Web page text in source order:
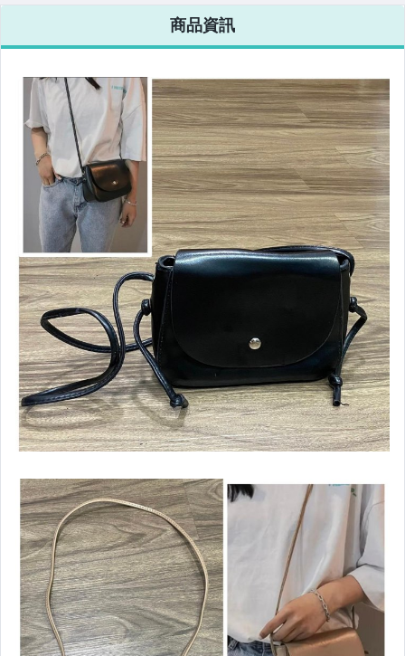
電玩遊戲與主機
運動、戶外與休閒
嬰幼兒與孕婦
寵物用品與水族
原創設計良品
汽機車精品百貨
居家、家具與園藝
玩具、模型與公仔
男性精品與服飾
女裝與服飾配件
偶像、球員卡與郵幣
手錶與飾品配件
女包精品與女鞋
家電與影音視聽
美食與地方特產
商品資訊